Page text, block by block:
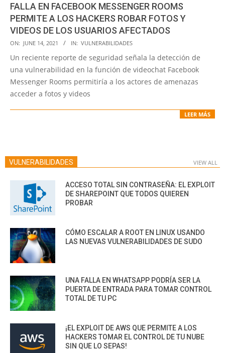
FALLA EN FACEBOOK MESSENGER ROOMS
PERMITE A LOS HACKERS ROBAR FOTOS Y
VIDEOS DE LOS USUARIOS AFECTADOS
2021-
06-
ON: JUNE 14, 2021 IN: VULNERABILIDADES
Un reciente reporte de seguridad señala la detección de
una vulnerabilidad en la función de videochat Facebook
Messenger Rooms permitiría a los actores de amenazas
acceder a fotos y videos
LEER MÁS
VULNERABILIDADES VIEW ALL
ACCESO TOTAL SIN CONTRASEÑA: EL EXPLOIT
DE SHAREPOINT QUE TODOS QUIEREN
PROBAR
CÓMO ESCALAR A ROOT EN LINUX USANDO
LAS NUEVAS VULNERABILIDADES DE SUDO
UNA FALLA EN WHATSAPP PODRÍA SER LA
PUERTA DE ENTRADA PARA TOMAR CONTROL
TOTAL DE TU PC
¡EL EXPLOIT DE AWS QUE PERMITE A LOS
HACKERS TOMAR EL CONTROL DE TU NUBE
SIN QUE LO SEPAS!